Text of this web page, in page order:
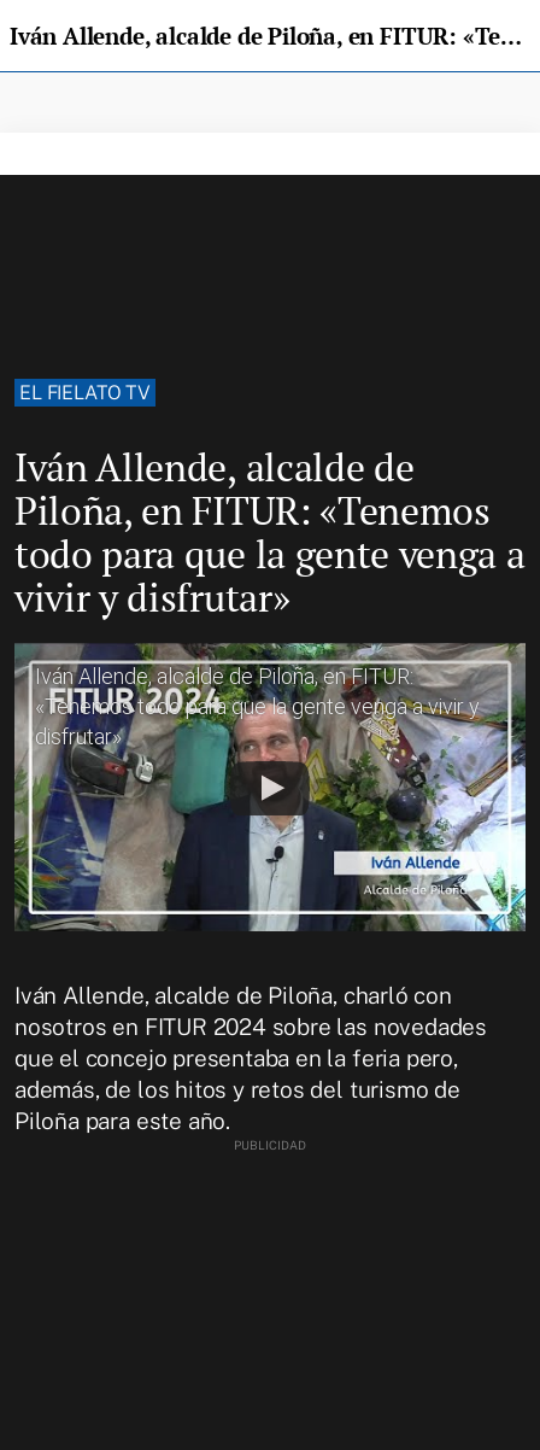
Iván Allende, alcalde de Piloña, en FITUR: «Tenemos todo para que la gente venga a vivir y disfrutar»
EL FIELATO TV
Iván Allende, alcalde de
Piloña, en FITUR: «Tenemos
todo para que la gente venga a
vivir y disfrutar»
Iván Allende, alcalde de Piloña, en FITUR:
«Tenemos todo para que la gente venga a vivir y
disfrutar»
Iván Allende, alcalde de Piloña, charló con
nosotros en FITUR 2024 sobre las novedades
que el concejo presentaba en la feria pero,
además, de los hitos y retos del turismo de
Piloña para este año.